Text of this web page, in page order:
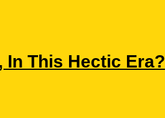
In This Hectic Era?